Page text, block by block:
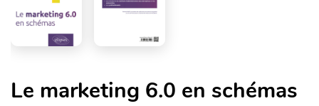
Le marketing 6.0 en schémas